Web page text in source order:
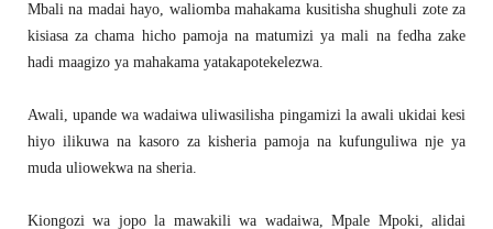
Mbali na madai hayo, waliomba mahakama kusitisha shughuli zote za
kisiasa za chama hicho pamoja na matumizi ya mali na fedha zake
hadi maagizo ya mahakama yatakapotekelezwa.
Awali, upande wa wadaiwa uliwasilisha pingamizi la awali ukidai kesi
hiyo ilikuwa na kasoro za kisheria pamoja na kufunguliwa nje ya
muda uliowekwa na sheria.
Kiongozi wa jopo la mawakili wa wadaiwa, Mpale Mpoki, alidai